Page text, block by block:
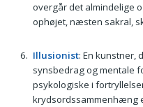
overgår det almindelige
ophøjet, næsten sakral,
Illusionist: En kunstner,
synsbedrag og mentale
psykologiske i
krydsordssammenhæng